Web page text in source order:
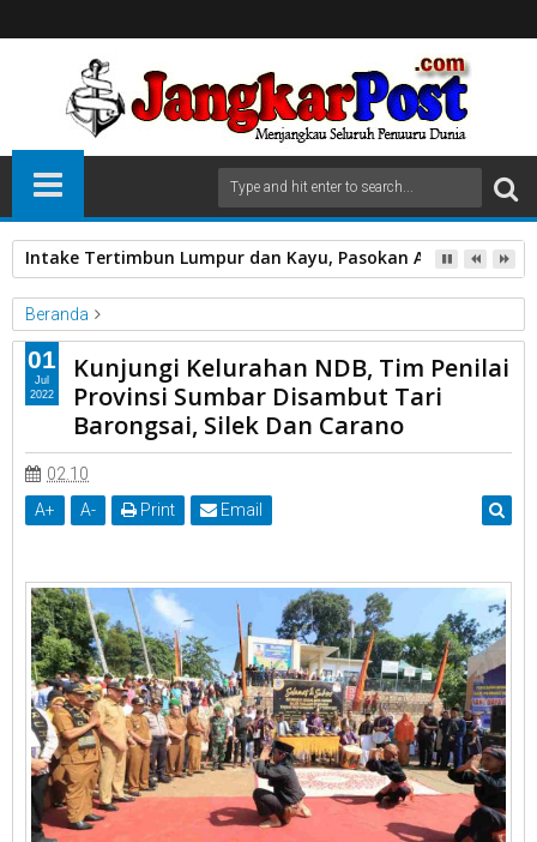
Intake Tertimbun Lumpur dan Kayu, Pasokan Air Bersih di
Beranda
Unlabelled
Kunjungi Kelurahan NDB, Tim Penilai Provinsi Sumbar Disambut
Tari Barongsai, Silek Dan Carano
Kunjungi Kelurahan NDB, Tim Penilai
Provinsi Sumbar Disambut Tari
Barongsai, Silek Dan Carano
02.10
A+ A- Print Email
01
Jul
2022